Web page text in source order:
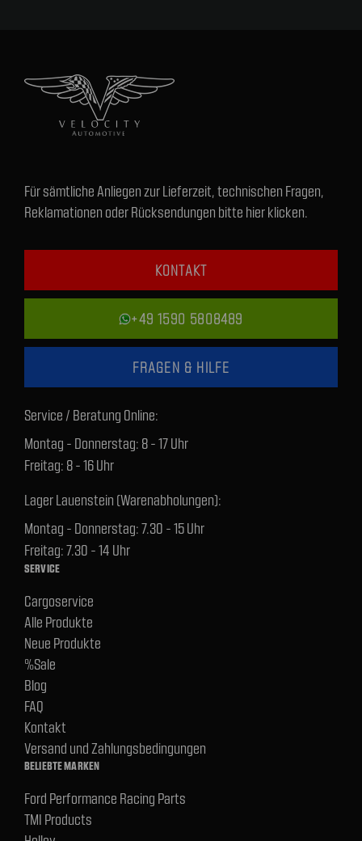
Für sämtliche Anliegen zur Lieferzeit, technischen Fragen,
Reklamationen oder Rücksendungen bitte hier klicken.
KONTAKT
+49 1590 5808489
FRAGEN & HILFE
Service / Beratung Online:
Montag - Donnerstag: 8 - 17 Uhr
Freitag: 8 - 16 Uhr
Lager Lauenstein (Warenabholungen):
Montag - Donnerstag: 7.30 - 15 Uhr
Freitag: 7.30 - 14 Uhr
SERVICE
Cargoservice
Alle Produkte
Neue Produkte
%Sale
Blog
FAQ
Kontakt
Versand und Zahlungsbedingungen
BELIEBTE MARKEN
Ford Performance Racing Parts
TMI Products